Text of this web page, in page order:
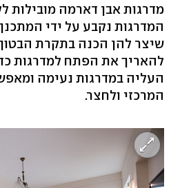
מדרגות אבן דארמה מובילות
המדרגות נקבע על ידי
שיצר להן הכנה בתקרת
להאריך את הפתח למדרגות
העליה במדרגות נעימה
המרכזי ולחצר.